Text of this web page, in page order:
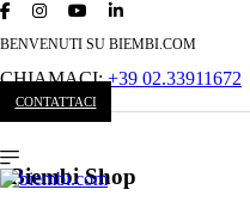
BENVENUTI SU BIEMBI.COM
CHIAMACI:+39 02.33911672
CONTATTACI
Biembi Shop